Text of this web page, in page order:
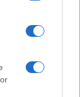
έτος
ινστιτούτα
Ψηφιακού
και